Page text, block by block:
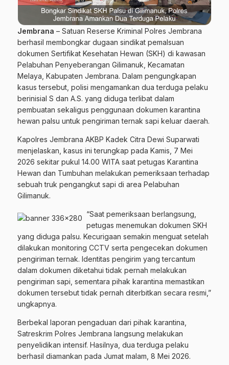
Jembrana – Satuan Reserse Kriminal Polres Jembrana
berhasil membongkar dugaan sindikat pemalsuan
dokumen Sertifikat Kesehatan Hewan (SKH) di kawasan
Pelabuhan Penyeberangan Gilimanuk, Kecamatan
Melaya, Kabupaten Jembrana. Dalam pengungkapan
kasus tersebut, polisi mengamankan dua terduga pelaku
berinisial S dan A.S. yang diduga terlibat dalam
pembuatan sekaligus penggunaan dokumen karantina
hewan palsu untuk pengiriman ternak sapi keluar daerah.
Kapolres Jembrana AKBP Kadek Citra Dewi Suparwati
menjelaskan, kasus ini terungkap pada Kamis, 7 Mei
2026 sekitar pukul 14.00 WITA saat petugas Karantina
Hewan dan Tumbuhan melakukan pemeriksaan terhadap
sebuah truk pengangkut sapi di area Pelabuhan
Gilimanuk.
“Saat pemeriksaan berlangsung,
petugas menemukan dokumen SKH
yang diduga palsu. Kecurigaan semakin menguat setelah
dilakukan monitoring CCTV serta pengecekan dokumen
pengiriman ternak. Identitas pengirim yang tercantum
dalam dokumen diketahui tidak pernah melakukan
pengiriman sapi, sementara pihak karantina memastikan
dokumen tersebut tidak pernah diterbitkan secara resmi,”
ungkapnya.
Berbekal laporan pengaduan dari pihak karantina,
Satreskrim Polres Jembrana langsung melakukan
penyelidikan intensif. Hasilnya, dua terduga pelaku
berhasil diamankan pada Jumat malam, 8 Mei 2026.